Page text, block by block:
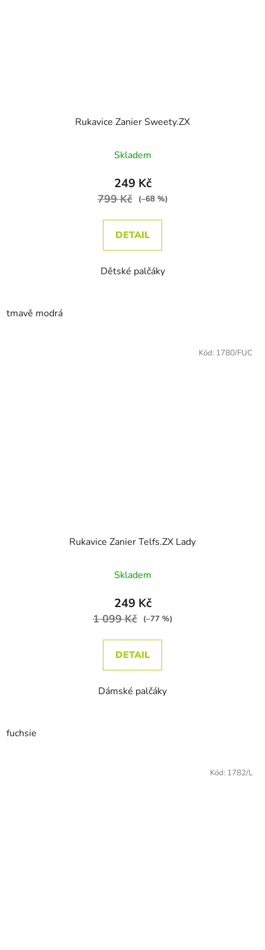
Rukavice Zanier Sweety.ZX
Skladem
249 Kč
799 Kč (–68 %)
DETAIL
Dětské palčáky
tmavě modrá
Rukavice Zanier Telfs.ZX Lady
Skladem
249 Kč
1 099 Kč (–77 %)
DETAIL
Dámské palčáky
fuchsie
Kód: 1780/FUC
Kód: 1782/L